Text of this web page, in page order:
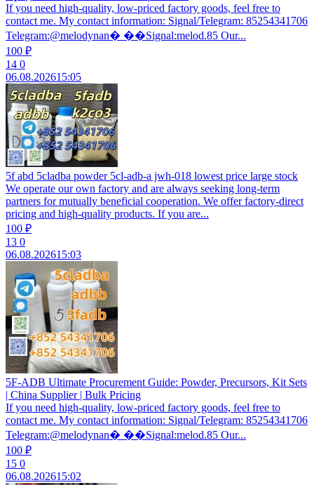
If you need high-quality, low-priced factory goods, feel free to
contact me. My contact information: Signal/Telegram: 85254341706
Telegram:@melodynan� ��Signal:melod.85 Our...
100 ₽
14 0
06.08.202615:05
5f abd 5cladba powder 5cl-adb-a jwh-018 lowest price large stock
We operate our own factory and are always seeking long-term
partners for mutually beneficial cooperation. We offer factory-direct
pricing and high-quality products. If you are...
100 ₽
13 0
06.08.202615:03
5F-ADB Ultimate Procurement Guide: Powder, Precursors, Kit Sets
| China Supplier | Bulk Pricing
If you need high-quality, low-priced factory goods, feel free to
contact me. My contact information: Signal/Telegram: 85254341706
Telegram:@melodynan� ��Signal:melod.85 Our...
100 ₽
15 0
06.08.202615:02